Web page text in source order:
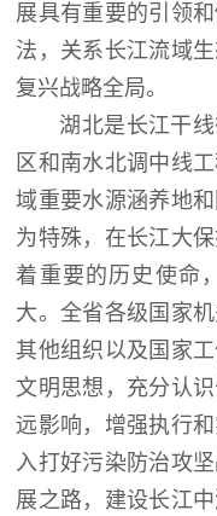
展具有重要的引领
法，关系长江流域
复兴战略全局。
湖北是长江干
区和南水北调中线
域重要水源涵养地
为特殊，在长江大
着重要的历史使命
大。全省各级国家
其他组织以及国家
文明思想，充分认
远影响，增强执行
入打好污染防治攻
展之路，建设长江